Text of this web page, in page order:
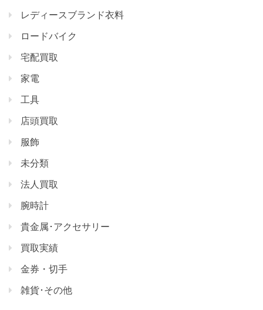
レディースブランド衣料
ロードバイク
宅配買取
家電
工具
店頭買取
服飾
未分類
法人買取
腕時計
貴金属･アクセサリー
買取実績
金券・切手
雑貨･その他